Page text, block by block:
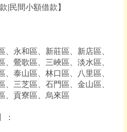
|民間小額借款】
永和區、新莊區、新店區、
鶯歌區、三峽區、淡水區、
泰山區、林口區、八里區、
三芝區、石門區、金山區、
、貢寮區、烏來區
：